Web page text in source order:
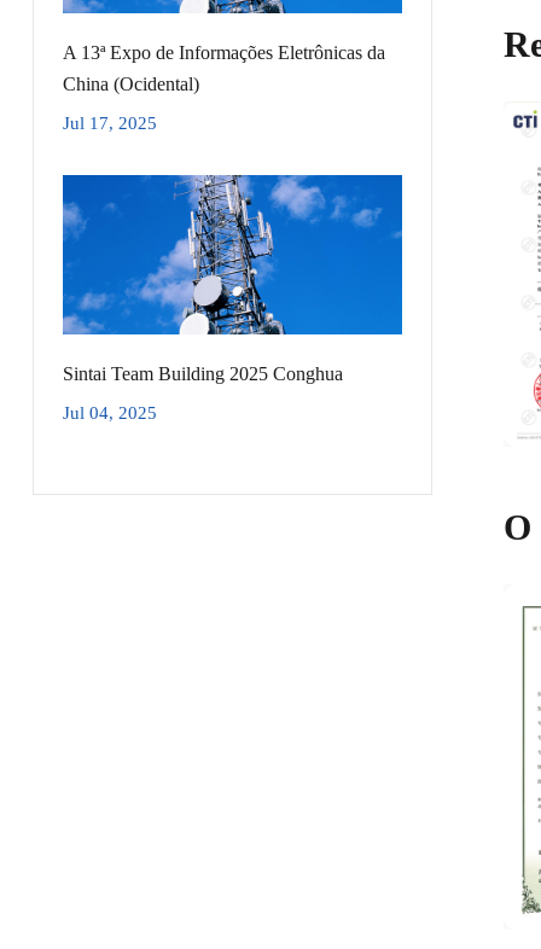
A 13ª Expo de Informações Eletrônicas da
China (Ocidental)
Jul 17, 2025
Sintai Team Building 2025 Conghua
Jul 04, 2025
O